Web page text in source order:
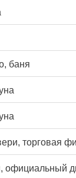
баня
торговая
официальный